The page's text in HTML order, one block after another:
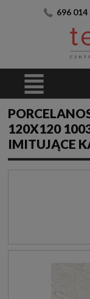
696 014
120X120
IMITUJĄCE